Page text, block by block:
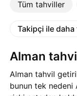
Tüm tahviller
Takipçi ile
Alman
Alman tahvil
bunun tek nedeni